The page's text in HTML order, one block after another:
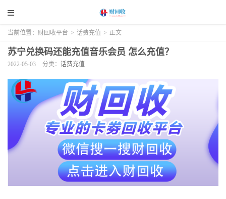
当前位置： 财回收平台 > 话费充值 > 正文
苏宁兑换码还能充值音乐会员 怎么充值？
2022-05-03 分类： 话费充值